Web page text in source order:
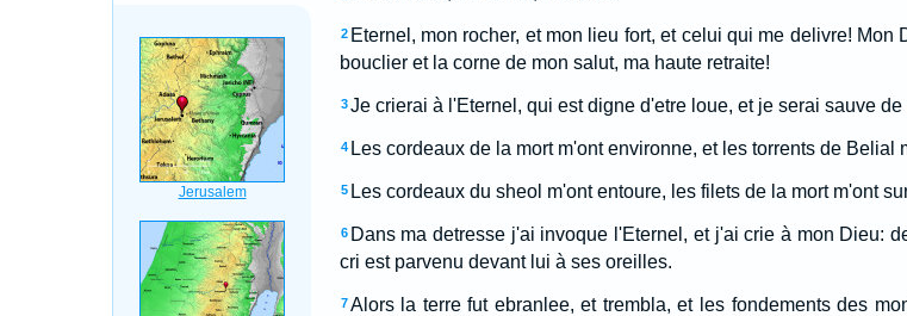
2 Eternel, mon rocher, et mon lieu fort, et celui qui me delivre!
bouclier et la corne de mon salut, ma haute retraite!
3 Je crierai à l'Eternel, qui est digne d'etre loue, et je serai sauve de
4 Les cordeaux de la mort m'ont environne, et les torrents de Belial
5 Les cordeaux du sheol m'ont entoure, les filets de la mort m'ont
6 Dans ma detresse j'ai invoque l'Eternel, et j'ai crie à mon Dieu:
cri est parvenu devant lui à ses oreilles.
7 Alors la terre fut ebranlee, et trembla, et les fondements des